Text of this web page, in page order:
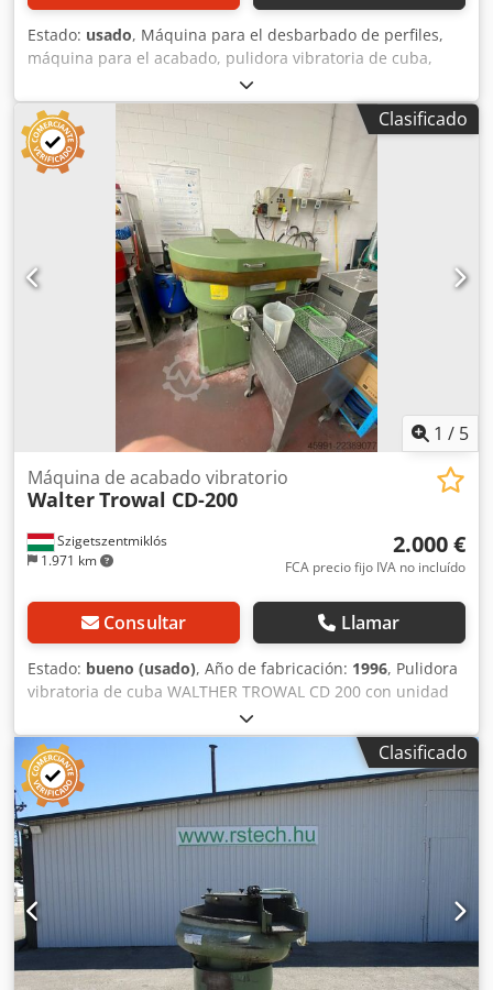
Estado: usado, Máquina para el desbarbado de perfiles,
máquina para el acabado, pulidora vibratoria de cuba,
máquina vibratoria para el pulido, máquina usada.
Fabricante: Vibrochimica Tipo: VBT-2E 650/3 Dimensiones
totales: 2260 x 1870 x 1450 mm Dsdpfx Aijzpvbyevjck Año:
2002 Peso: 1160 kg Datos eléctricos: 400 V; 5,5 kW d: 840
mm D: 1360 mm Diámetro del toro: 430 mm La superficie
interior de desbarbado presenta daños. Los daños se
muestran en las fotografías.
Clasificado
1 / 5
Szigetszentmiklós
1.971 km
Máquina de acabado vibratorio
WalterTrowal CD-200
2.000 €
FCA precio fijo IVA no incluído
Consultar Llamar
Estado: bueno (usado), Año de fabricación: 1996, Pulidora
vibratoria de cuba WALTHER TROWAL CD 200 con unidad
de control SM 200 Año: 1996 Capacidad: 200 l Dimensiones
de la cuba: Ø 1000 mm Ancho de la abertura: 250 mm
Altura máxima de las piezas: 250 mm Dsdpfx Aijznkmzjvsck
Motor: 2 velocidades Velocidad de rotación del motor: 1450
RPM 2 rangos de velocidad posibles: alta velocidad + baja
velocidad Tapa manual Panel eléctrico independiente
Voltaje: 380 V Dimensiones (largo x ancho x alto): 1400 x
1000 x 1300 mm Peso: aproximadamente 600 kg ¡Se puede
inspeccionar en funcionamiento en nuestro almacén!
Clasificado